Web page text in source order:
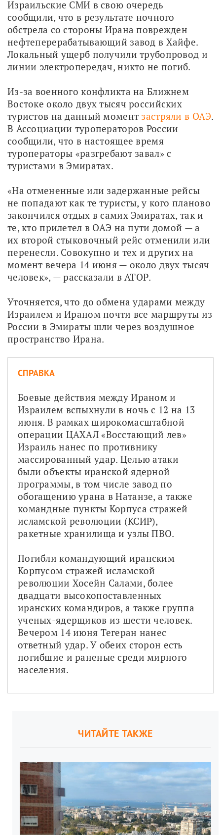
Израильские СМИ в свою очередь
сообщили, что в результате ночного
обстрела со стороны Ирана поврежден
нефтеперерабатывающий завод в Хайфе.
Локальный ущерб получили трубопровод и
линии электропередач, никто не погиб.
Из-за военного конфликта на Ближнем
Востоке около двух тысяч российских
туристов на данный момент застряли в ОАЭ.
В Ассоциации туроператоров России
сообщили, что в настоящее время
туроператоры «разгребают завал» с
туристами в Эмиратах.
«На отмененные или задержанные рейсы
не попадают как те туристы, у кого планово
закончился отдых в самих Эмиратах, так и
те, кто прилетел в ОАЭ на пути домой — а
их второй стыковочный рейс отменили или
перенесли. Совокупно и тех и других на
момент вечера 14 июня — около двух тысяч
человек», — рассказали в АТОР.
Уточняется, что до обмена ударами между
Израилем и Ираном почти все маршруты из
России в Эмираты шли через воздушное
пространство Ирана.
СПРАВКА
Боевые действия между Ираном и
Израилем вспыхнули в ночь с 12 на 13
июня. В рамках широкомасштабной
операции ЦАХАЛ «Восстающий лев»
Израиль нанес по противнику
массированный удар. Целью атаки
были объекты иранской ядерной
программы, в том числе завод по
обогащению урана в Натанзе, а также
командные пункты Корпуса стражей
исламской революции (КСИР),
ракетные хранилища и узлы ПВО.
Погибли командующий иранским
Корпусом стражей исламской
революции Хосейн Салами, более
двадцати высокопоставленных
иранских командиров, а также группа
ученых-ядерщиков из шести человек.
Вечером 14 июня Тегеран нанес
ответный удар. У обеих сторон есть
погибшие и раненые среди мирного
населения.
ЧИТАЙТЕ ТАКЖЕ